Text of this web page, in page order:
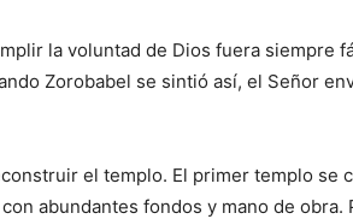
la voluntad de Dios fuera siempre
Zorobabel se sintió así, el Señor
el templo. El primer templo se
abundantes fondos y mano de obra.